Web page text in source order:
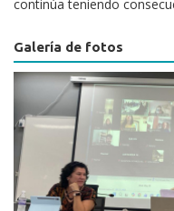
continúa teniendo
Galería de fotos